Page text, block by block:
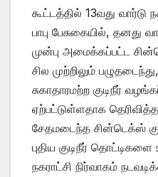
கூட்டத்தில் 13வது
பாபு பேசுகையில், தனது
முன்பு அமைக்கப்பட்ட
சில முற்றிலும்
சுகாதாரமற்ற குடிநீர்
ஏற்பட்டுள்ளதாக
சேதமடைந்த சின்டெக்ஸ்
புதிய குடிநீர்
நகராட்சி நிர்வாகம்